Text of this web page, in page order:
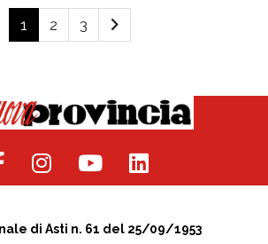
1 2 3
di Asti n. 61 del 25/09/1953